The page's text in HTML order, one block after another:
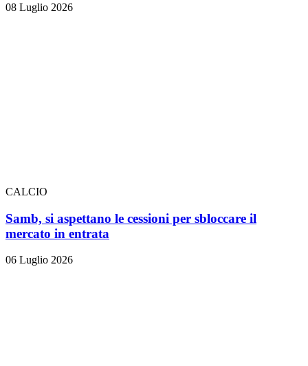
08 Luglio 2026
CALCIO
Samb, si aspettano le cessioni per sbloccare il
mercato in entrata
06 Luglio 2026